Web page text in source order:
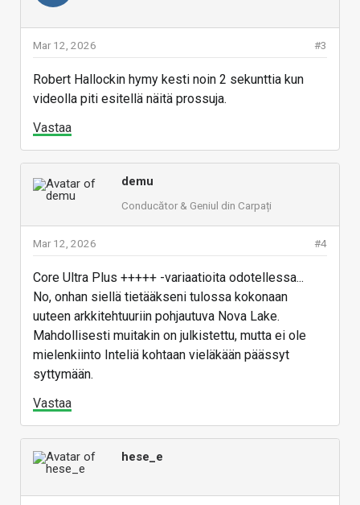
boards needing UEFI
firmware updates. Both chips
are based on the current...
#3
Mar 12, 2026
Robert Hallockin hymy kesti noin 2 sekunttia kun
videolla piti esitellä näitä prossuja.
Vastaa
demu
Conducător & Geniul din Carpați
#4
Mar 12, 2026
Core Ultra Plus +++++ -variaatioita odotellessa...
No, onhan siellä tietääkseni tulossa kokonaan
uuteen arkkitehtuuriin pohjautuva Nova Lake.
Mahdollisesti muitakin on julkistettu, mutta ei ole
mielenkiinto Inteliä kohtaan vieläkään päässyt
syttymään.
Vastaa
hese_e